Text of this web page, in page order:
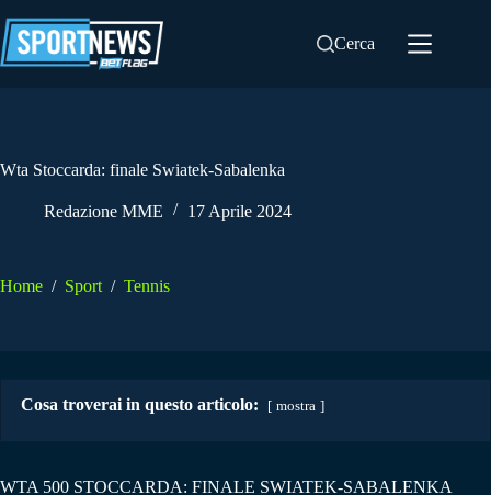
al
contenuto
Cerca
Wta Stoccarda: finale Swiatek-Sabalenka
Redazione MME 17 Aprile 2024
Home / Sport / Tennis
Cosa troverai in questo articolo: mostra
WTA 500 STOCCARDA: FINALE SWIATEK-SABALENKA